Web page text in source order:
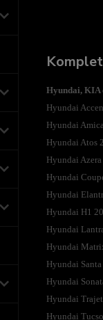
Hyundai, KIA
Hyundai
Hyundai
Hyundai Atos
Hyundai
Hyundai
Hyundai
Hyundai H1
Hyundai
Hyundai
Hyundai
Hyundai
Hyundai
Hyundai